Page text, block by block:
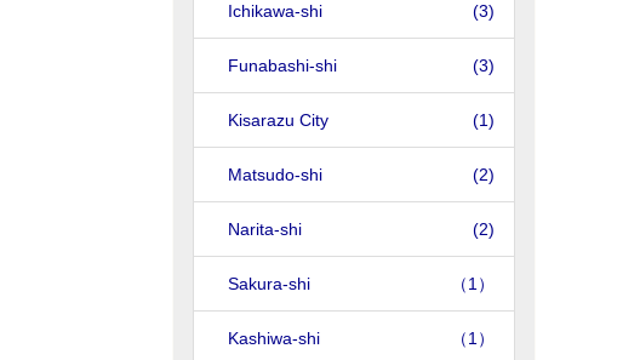
Ichikawa-shi (3)
Funabashi-shi (3)
Kisarazu City (1)
Matsudo-shi (2)
Narita-shi (2)
Sakura-shi （1）
Kashiwa-shi （1）